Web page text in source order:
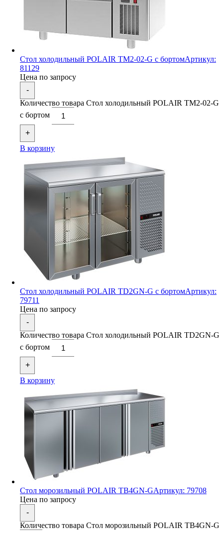
Стол холодильный POLAIR TM2-02-G с бортомАртикул:
81129
Цена по запросу
-
Количество товара Стол холодильный POLAIR TM2-02-G
с бортом
+
В корзину
Стол холодильный POLAIR TD2GN-G с бортомАртикул:
79711
Цена по запросу
-
Количество товара Стол холодильный POLAIR TD2GN-G
с бортом
+
В корзину
Стол морозильный POLAIR TB4GN-GАртикул: 79708
Цена по запросу
-
Количество товара Стол морозильный POLAIR TB4GN-G